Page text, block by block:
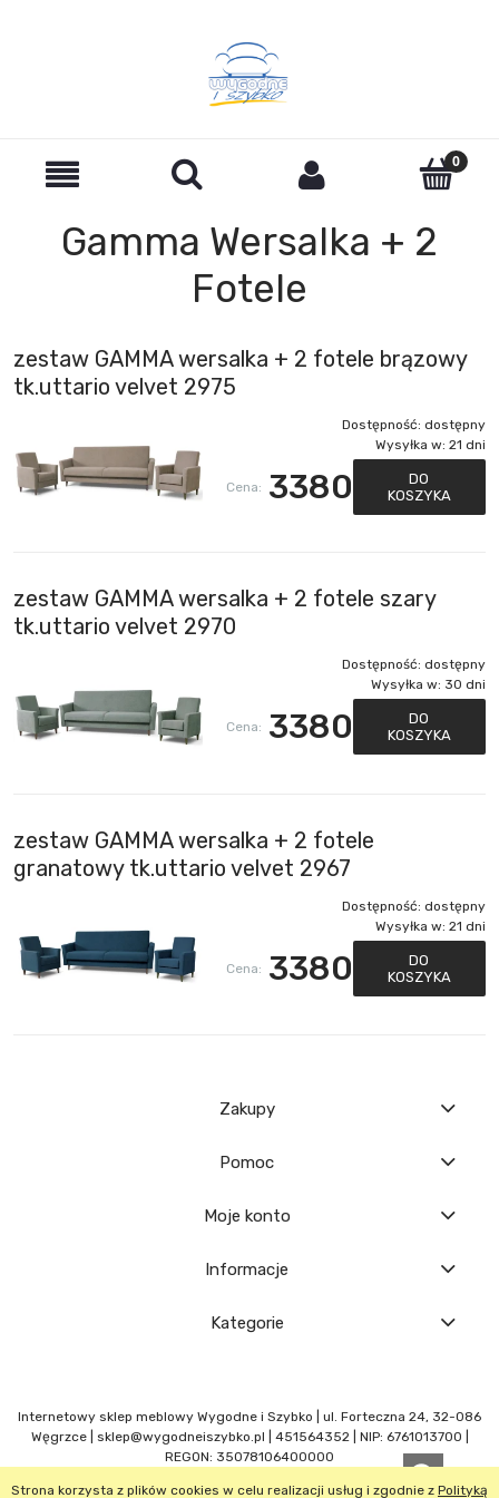
Strona korzysta z plików cookies w celu realizacji usług i zgodnie z Polityką
Gamma Wersalka + 2
Fotele
zestaw GAMMA wersalka + 2 fotele brązowy
tk.uttario velvet 2975
Dostępność: dostępny
Wysyłka w: 21 dni
Cena: 3380
DO
KOSZYKA
zestaw GAMMA wersalka + 2 fotele szary
tk.uttario velvet 2970
Dostępność: dostępny
Wysyłka w: 30 dni
Cena: 3380
DO
KOSZYKA
zestaw GAMMA wersalka + 2 fotele
granatowy tk.uttario velvet 2967
Dostępność: dostępny
Wysyłka w: 21 dni
Cena: 3380
DO
KOSZYKA
Zakupy
Pomoc
Moje konto
Informacje
Kategorie
Internetowy sklep meblowy Wygodne i Szybko | ul. Forteczna 24, 32-086
Węgrzce | sklep@wygodneiszybko.pl 451564352| NIP: 6761013700 |
REGON: 35078106400000